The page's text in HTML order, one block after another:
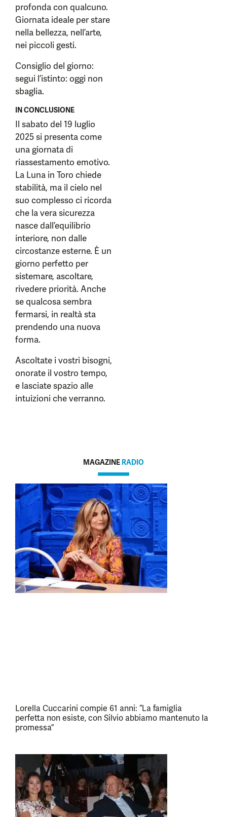
profonda con qualcuno.
Giornata ideale per stare
nella bellezza, nell’arte,
nei piccoli gesti.
Consiglio del giorno:
segui l’istinto: oggi non
sbaglia.
IN CONCLUSIONE
Il sabato del 19 luglio
2025 si presenta come
una giornata di
riassestamento emotivo.
La Luna in Toro chiede
stabilità, ma il cielo nel
suo complesso ci ricorda
che la vera sicurezza
nasce dall’equilibrio
interiore, non dalle
circostanze esterne. È un
giorno perfetto per
sistemare, ascoltare,
rivedere priorità. Anche
se qualcosa sembra
fermarsi, in realtà sta
prendendo una nuova
forma.
Ascoltate i vostri bisogni,
onorate il vostro tempo,
e lasciate spazio alle
intuizioni che verranno.
MAGAZINE RADIO
Lorella Cuccarini compie 61 anni: “La famiglia
perfetta non esiste, con Silvio abbiamo mantenuto la
promessa”